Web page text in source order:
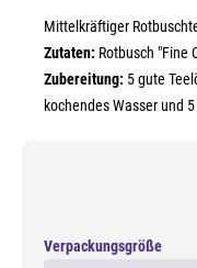
Mittelkräftiger
Zutaten: Rotbusch "Fine
Zubereitung: 5 gute
kochendes Wasser und
Verpackungsgröße